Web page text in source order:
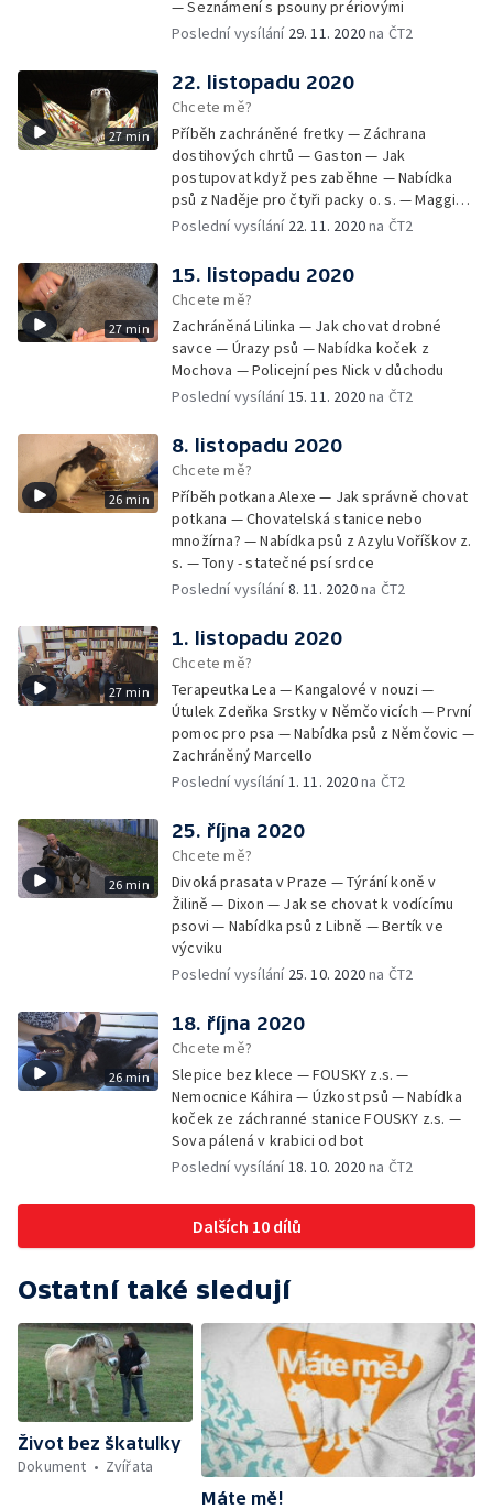
— Seznámení s psouny prériovými
Poslední vysílání 29. 11. 2020na ČT2
27 min
22. listopadu 2020
Chcete mě?
Příběh zachráněné fretky — Záchrana
dostihových chrtů — Gaston — Jak
postupovat když pes zaběhne — Nabídka
psů z Naděje pro čtyři packy o. s. — Maggie -
aktivní stáří v kočárku
Poslední vysílání 22. 11. 2020na ČT2
27 min
15. listopadu 2020
Chcete mě?
Zachráněná Lilinka — Jak chovat drobné
savce — Úrazy psů — Nabídka koček z
Mochova — Policejní pes Nick v důchodu
Poslední vysílání15. 11. 2020na ČT2
26 min
8. listopadu 2020
Chcete mě?
Příběh potkana Alexe — Jak správně chovat
potkana — Chovatelská stanice nebo
množírna? — Nabídka psů z Azylu Voříškov z.
s. — Tony - statečné psí srdce
Poslední vysílání8. 11. 2020na ČT2
27 min
1. listopadu 2020
Chcete mě?
Terapeutka Lea — Kangalové v nouzi —
Útulek Zdeňka Srstky v Němčovicích — První
pomoc pro psa — Nabídka psů z Němčovic —
Zachráněný Marcello
Poslední vysílání1. 11. 2020na ČT2
26 min
25. října 2020
Chcete mě?
Divoká prasata v Praze — Týrání koně v
Žilině — Dixon — Jak se chovat k vodícímu
psovi — Nabídka psů z Libně — Bertík ve
výcviku
Poslední vysílání 25. 10. 2020na ČT2
26 min
18. října 2020
Chcete mě?
Slepice bez klece — FOUSKY z.s. —
Nemocnice Káhira — Úzkost psů — Nabídka
koček ze záchranné stanice FOUSKY z.s. —
Sova pálená v krabici od bot
Poslední vysílání18. 10. 2020na ČT2
Dalších 10 dílů
Ostatní také sledují
Život bez škatulky
Dokument
Zvířata
Máte mě!